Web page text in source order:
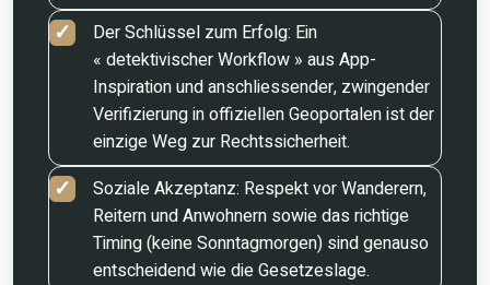
Der Schlüssel zum Erfolg: Ein
« detektivischer Workflow » aus App-
Inspiration und anschliessender, zwingender
Verifizierung in offiziellen Geoportalen ist der
einzige Weg zur Rechtssicherheit.
Soziale Akzeptanz: Respekt vor Wanderern,
Reitern und Anwohnern sowie das richtige
Timing (keine Sonntagmorgen) sind genauso
entscheidend wie die Gesetzeslage.